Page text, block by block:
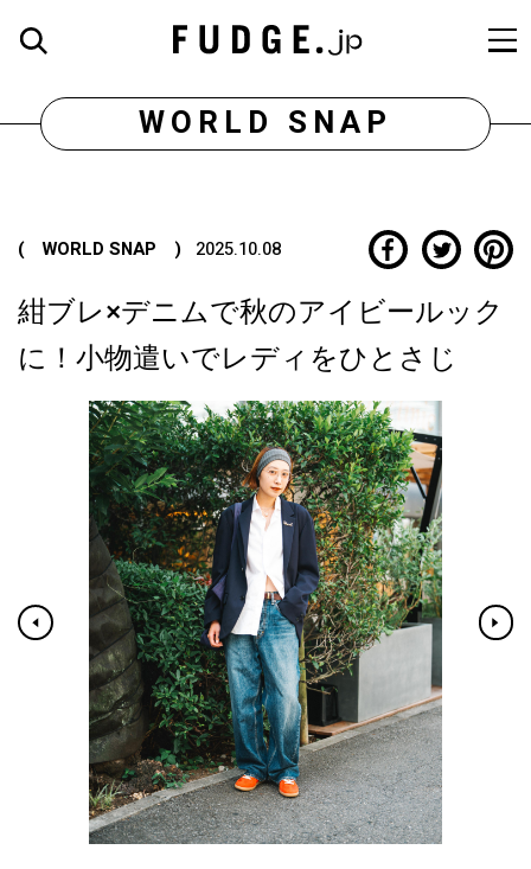
WORLD SNAP
( WORLD SNAP ) 2025.10.08
紺ブレ×デニムで秋のアイビールック
に！小物遣いでレディをひとさじ